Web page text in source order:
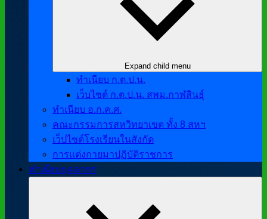
Expand child menu
ทำเนียบ ก.ต.ป.น.
เว็บไซต์ ก.ต.ป.น. สพม.กาฬสินธุ์
ทำเนียบ อ.ก.ค.ศ.
คณะกรรมการสหวิทยาเขต ทั้ง 8 สหฯ
เว็ปไซต์โรงเรียนในสังกัด
การแต่งกายมาปฏิบัติราชการ
ทำเนียบบุคลากร